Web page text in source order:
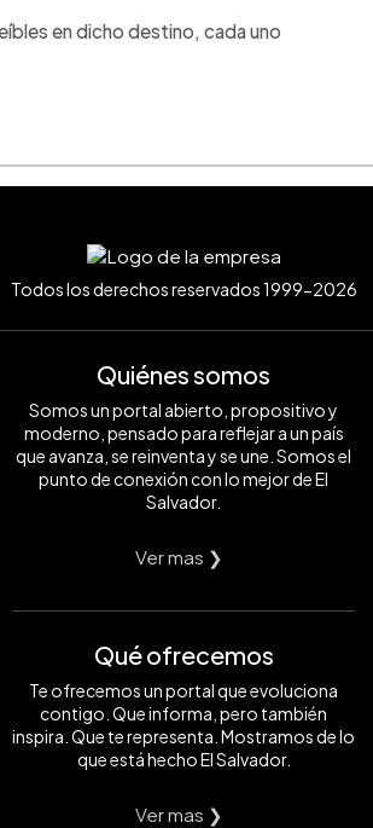
en dicho destino, cada uno
Todos los derechos reservados 1999-2026
Quiénes somos
Somos un portal abierto, propositivo y
moderno, pensado para reflejar a un país
que avanza, se reinventa y se une. Somos el
punto de conexión con lo mejor de El
Salvador.
Ver mas ❯
Qué ofrecemos
Te ofrecemos un portal que evoluciona
contigo. Que informa, pero también
inspira. Que te representa. Mostramos de lo
que está hecho El Salvador.
Ver mas ❯